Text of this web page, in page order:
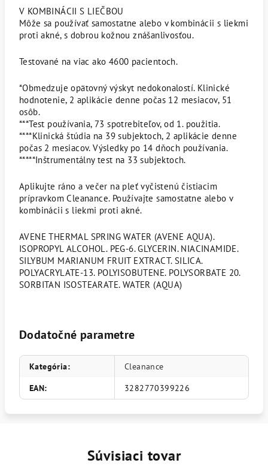
V KOMBINÁCII S LIEČBOU
Môže sa používať samostatne alebo v kombinácii s liekmi
proti akné, s dobrou kožnou znášanlivosťou.
Testované na viac ako 4600 pacientoch.
*Obmedzuje opätovný výskyt nedokonalostí. Klinické
hodnotenie, 2 aplikácie denne počas 12 mesiacov, 51
osôb.
***Test používania, 73 spotrebiteľov, od 1. použitia.
****Klinická štúdia na 39 subjektoch, 2 aplikácie denne
počas 2 mesiacov. Výsledky po 14 dňoch používania.
*****Inštrumentálny test na 33 subjektoch.
Aplikujte ráno a večer na pleť vyčistenú čistiacim
prípravkom Cleanance. Používajte samostatne alebo v
kombinácii s liekmi proti akné.
AVENE THERMAL SPRING WATER (AVENE AQUA).
ISOPROPYL ALCOHOL. PEG-6. GLYCERIN. NIACINAMIDE.
SILYBUM MARIANUM FRUIT EXTRACT. SILICA.
POLYACRYLATE-13. POLYISOBUTENE. POLYSORBATE 20.
SORBITAN ISOSTEARATE. WATER (AQUA)
Dodatočné parametre
Kategória:
Cleanance
EAN: 3282770399226
Súvisiaci tovar